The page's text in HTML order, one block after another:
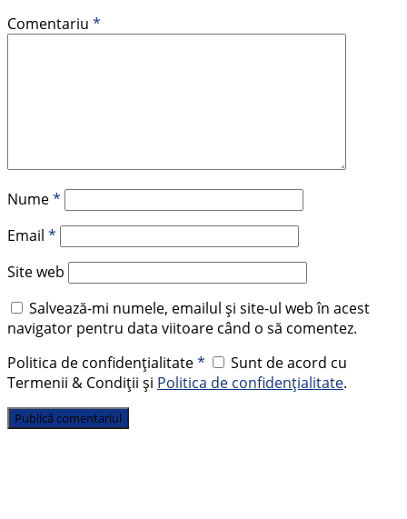
Comentariu *
Nume*
Email *
Site web
Salvează-mi numele, emailul și site-ul web în acest
navigator pentru data viitoare când o să comentez.
Politica de confidențialitate*
Sunt de acord cu
Termenii & Condiții și Politica de confidențialitate.